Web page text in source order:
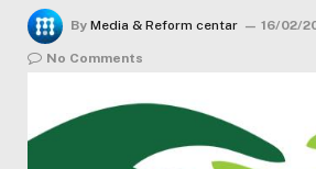
By Media & Reform centar 16/02/
No Comments